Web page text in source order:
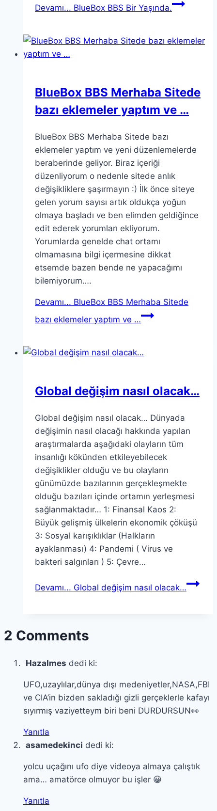
Devamı... BlueBox BBS Bir Yaşında.
BlueBox BBS Merhaba Sitede
bazı eklemeler yaptım ve …
BlueBox BBS Merhaba Sitede bazı
eklemeler yaptım ve yeni düzenlemelerde
beraberinde geliyor. Biraz içeriği
düzenliyorum o nedenle sitede anlık
değişikliklere şaşırmayın :) İlk önce siteye
gelen yorum sayısı artık oldukça yoğun
olmaya başladı ve ben elimden geldiğince
edit ederek yorumları ekliyorum.
Yorumlarda genelde chat ortamı
olmamasına bilgi içermesine dikkat
etsemde bazen bende ne yapacağımı
bilemiyorum….
Devamı... BlueBox BBS Merhaba Sitede
bazı eklemeler yaptım ve …
Global değişim nasıl olacak…
Global değişim nasıl olacak… Dünyada
değişimin nasıl olacağı hakkında yapılan
araştırmalarda aşağıdaki olayların tüm
insanlığı kökünden etkileyebilecek
değişiklikler olduğu ve bu olayların
günümüzde bazılarının gerçekleşmekte
olduğu bazıları içinde ortamın yerleşmesi
sağlanmaktadır… 1: Finansal Kaos 2:
Büyük gelişmiş ülkelerin ekonomik çöküşü
3: Sosyal karışıklıklar (Halkların
ayaklanması) 4: Pandemi ( Virus ve
bakteri salgınları ) 5: Çevre…
Devamı... Global değişim nasıl olacak…
2 Comments
Hazalmes dedi ki:
UFO,uzaylılar,dünya dışı medeniyetler,NASA,FBI
ve CIA’in bizden sakladığı gizli gerçeklerle kafayı
sıyırmış vaziyetteym biri beni DURDURSUN👀
Yanıtla
asamedekinci dedi ki:
yolcu uçağını ufo diye videoya almaya çalıştık
ama… amatörce olmuyor bu işler 😀
Yanıtla